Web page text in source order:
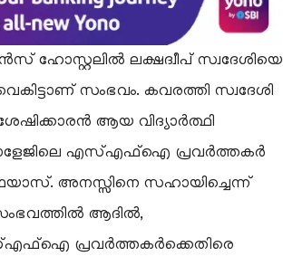
ഹോസ്റ്റലിൽ ലക്ഷദ്വീപ് സ്വദേശിയെ
സംഭവം. കവരത്തി സ്വദേശി
ആയ വിദ്യാർത്ഥി
കോളേജിലെ എസ്എഫ്ഐ പ്രവർത്തകർ
അനസ്സിനെ സഹായിച്ചെന്ന്
ആദിൽ,
പ്രവർത്തകർക്കെതിരെ